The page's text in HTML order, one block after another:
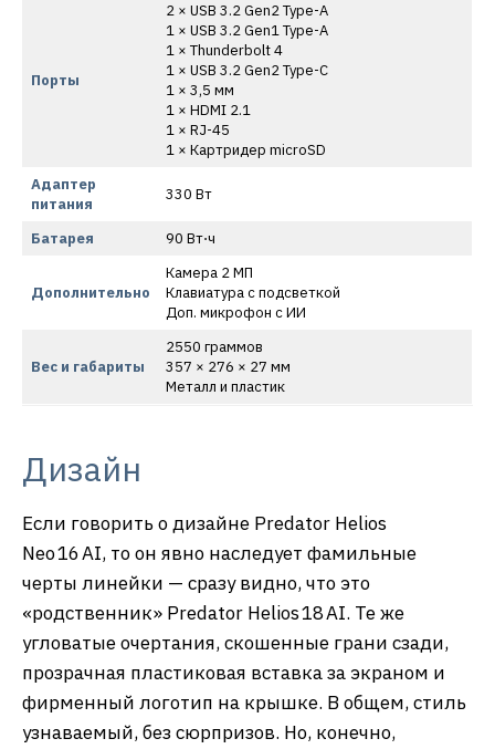
Порты
2 × USB 3.2 Gen2 Type-A
1 × USB 3.2 Gen1 Type-A
1 × Thunderbolt 4
1 × USB 3.2 Gen2 Type-C
1 × 3,5 мм
1 × HDMI 2.1
1 × RJ-45
1 × Картридер microSD
Адаптер
питания
330 Вт
Батарея 90 Вт⋅ч
Дополнительно
Камера 2 МП
Клавиатура с подсветкой
Доп. микрофон с ИИ
Вес и габариты
2550 граммов
357 × 276 × 27 мм
Металл и пластик
Дизайн
Если говорить о дизайне Predator Helios
Neo 16 AI, то он явно наследует фамильные
черты линейки — сразу видно, что это
«родственник» Predator Helios 18 AI. Те же
угловатые очертания, скошенные грани сзади,
прозрачная пластиковая вставка за экраном и
фирменный логотип на крышке. В общем, стиль
узнаваемый, без сюрпризов. Но, конечно,